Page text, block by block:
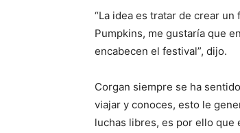
“La idea es tratar de crear
Pumpkins, me gustaría que
encabecen el festival”, dijo.
Corgan siempre se ha
viajar y conoces, esto le
luchas libres, es por ello